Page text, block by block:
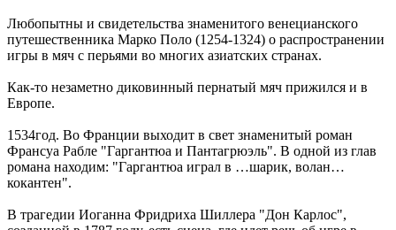
Любопытны и свидетельства знаменитого венецианского
путешественника Марко Поло (1254-1324) о распространении
игры в мяч с перьями во многих азиатских странах.
Как-то незаметно диковинный пернатый мяч прижился и в
Европе.
1534год. Во Франции выходит в свет знаменитый роман
Франсуа Рабле "Гаргантюа и Пантагрюэль". В одной из глав
романа находим: "Гаргантюа играл в …шарик, волан…
кокантен".
В трагедии Иоганна Фридриха Шиллера "Дон Карлос",